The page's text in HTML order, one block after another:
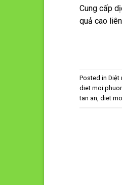
Cung cấp
quả cao
Posted in Diệt
diet moi
tan an, diet